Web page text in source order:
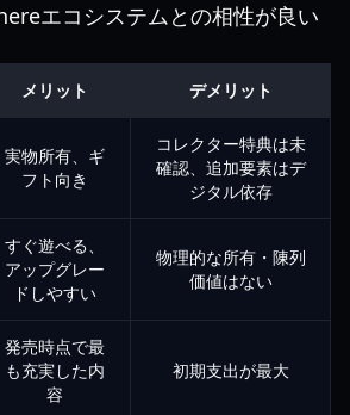
エコシステムとの相性が良い
メリット デメリット
実物所有、ギ
フト向き
コレクター特典は未
確認、追加要素はデ
ジタル依存
すぐ遊べる、
アップグレー
ドしやすい
物理的な所有・陳列
価値はない
発売時点で最
も充実した内
容
初期支出が最大